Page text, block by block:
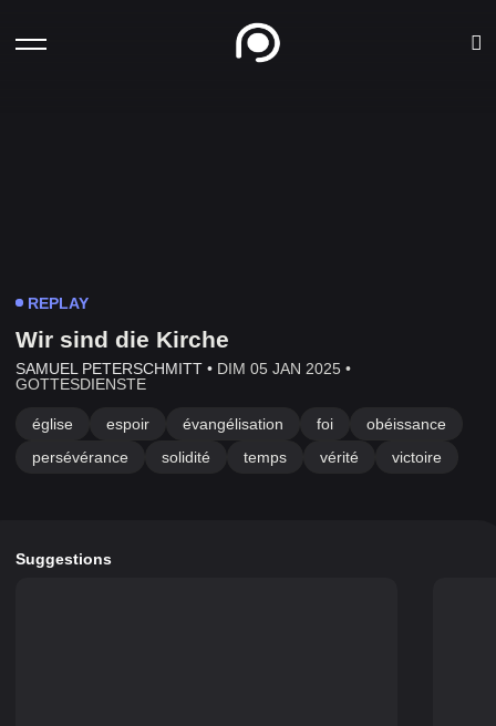
REPLAY
Wir sind die Kirche
SAMUEL PETERSCHMITT • DIM 05 JAN 2025 •
GOTTESDIENSTE
église espoir évangélisation foi
obéissance
persévérance
solidité temps vérité victoire
Suggestions